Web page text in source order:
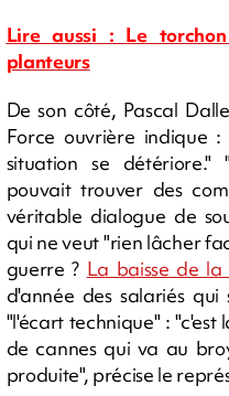
Lire aussi : Le
planteurs
De son côté, Pascal
Force ouvrière indique
situation se
pouvait trouver des
véritable dialogue de
qui ne veut "rien lâcher
guerre ? La baisse de la
d'année des salariés
"l'écart technique" :
de cannes qui va au
produite", précise le